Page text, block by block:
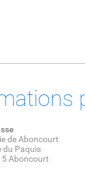
de Aboncourt
du Paquis
Aboncourt